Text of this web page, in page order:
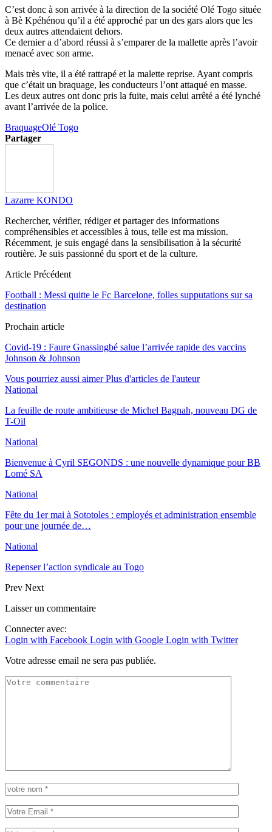
C’est donc à son arrivée à la direction de la société Olé Togo située
à Bè Kpéhénou qu’il a été approché par un des gars alors que les
deux autres attendaient dehors.
Ce dernier a d’abord réussi à s’emparer de la mallette après l’avoir
menacé avec son arme.
Mais très vite, il a été rattrapé et la malette reprise. Ayant compris
que c’était un braquage, les conducteurs l’ont attaqué en masse.
Les deux autres ont donc pris la fuite, mais celui arrêté a été lynché
avant l’arrivée de la police.
BraquageOlé Togo
Partager
Lazarre KONDO
Rechercher, vérifier, rédiger et partager des informations
compréhensibles et accessibles à tous, telle est ma mission.
Récemment, je suis engagé dans la sensibilisation à la sécurité
routière. Je suis passionné du sport et de la culture.
Article Précédent
Football : Messi quitte le Fc Barcelone, folles supputations sur sa
destination
Prochain article
Covid-19 : Faure Gnassingbé salue l’arrivée rapide des vaccins
Johnson & Johnson
Vous pourriez aussi aimer Plus d'articles de l'auteur
National
La feuille de route ambitieuse de Michel Bagnah, nouveau DG de
T-Oil
National
Bienvenue à Cyril SEGONDS : une nouvelle dynamique pour BB
Lomé SA
National
Fête du 1er mai à Sototoles : employés et administration ensemble
pour une journée de…
National
Repenser l’action syndicale au Togo
Prev Next
Laisser un commentaire
Connecter avec:
Login with Facebook Login with Google Login with Twitter
Votre adresse email ne sera pas publiée.